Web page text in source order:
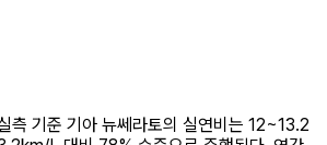
측 기준 기아 뉴쎄라토의 실연비는 12~13.2